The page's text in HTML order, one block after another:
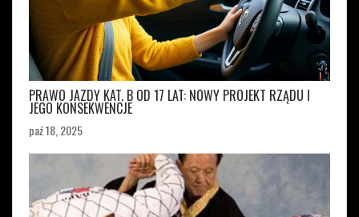
PRAWO JAZDY KAT. B OD 17 LAT: NOWY PROJEKT RZĄDU I
JEGO KONSEKWENCJE
paź 18, 2025